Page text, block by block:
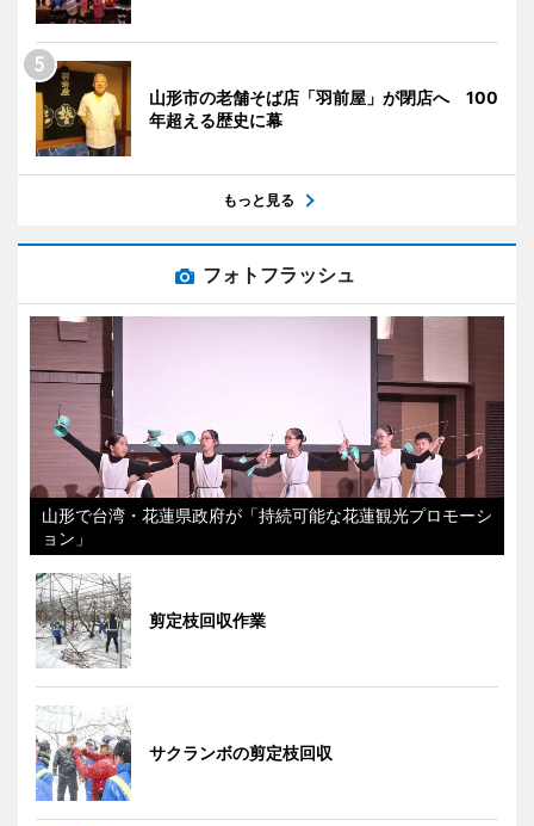
山形市の老舗そば店「羽前屋」が閉店へ 100
年超える歴史に幕
もっと見る
フォトフラッシュ
山形で台湾・花蓮県政府が「持続可能な花蓮観光プロモーシ
ョン」
剪定枝回収作業
サクランボの剪定枝回収